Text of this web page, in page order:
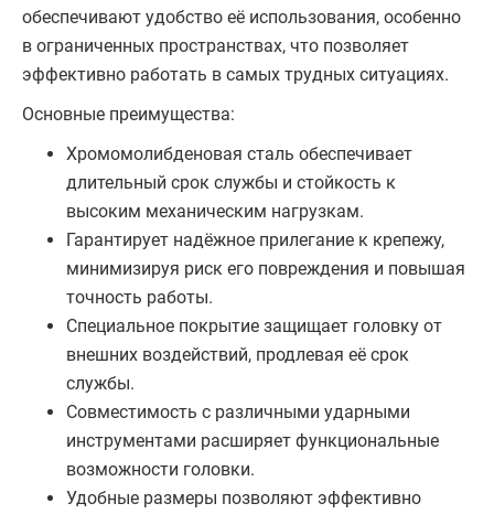
обеспечивают удобство её использования, особенно
в ограниченных пространствах, что позволяет
эффективно работать в самых трудных ситуациях.
Основные преимущества:
Хромомолибденовая сталь обеспечивает
длительный срок службы и стойкость к
высоким механическим нагрузкам.
Гарантирует надёжное прилегание к крепежу,
минимизируя риск его повреждения и повышая
точность работы.
Специальное покрытие защищает головку от
внешних воздействий, продлевая её срок
службы.
Совместимость с различными ударными
инструментами расширяет функциональные
возможности головки.
Удобные размеры позволяют эффективно